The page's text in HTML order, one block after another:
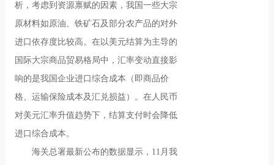
析，考虑到资源禀赋的因素，我国一些大宗
原材料如原油、铁矿石及部分农产品的对外
进口依存度比较高。在以美元结算为主导的
国际大宗商品贸易格局中，汇率变动直接影
响的是我国企业进口综合成本（即商品价
格、运输保险成本及汇兑损益）。在人民币
对美元汇率升值趋势下，结算支付时会降低
进口综合成本。
海关总署最新公布的数据显示，11月我